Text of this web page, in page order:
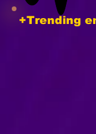
+Trending